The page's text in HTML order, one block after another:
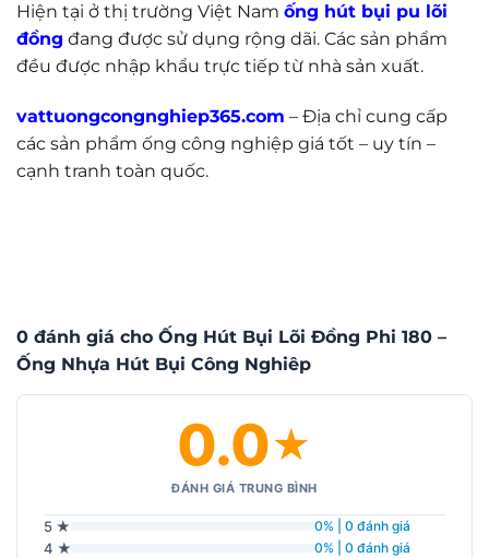
Hiện tại ở thị trường Việt Nam ống hút bụi pu lõi
đồng đang được sử dụng rộng dãi. Các sản phẩm
đều được nhập khẩu trực tiếp từ nhà sản xuất.
vattuongcongnghiep365.com – Địa chỉ cung cấp
các sản phẩm ống công nghiệp giá tốt – uy tín –
cạnh tranh toàn quốc.
0 đánh giá cho Ống Hút Bụi Lõi Đồng Phi 180 –
Ống Nhựa Hút Bụi Công Nghiêp
0.0★
ĐÁNH GIÁ TRUNG BÌNH
5 ★ 0% | 0 đánh giá
4 ★ 0% | 0 đánh giá